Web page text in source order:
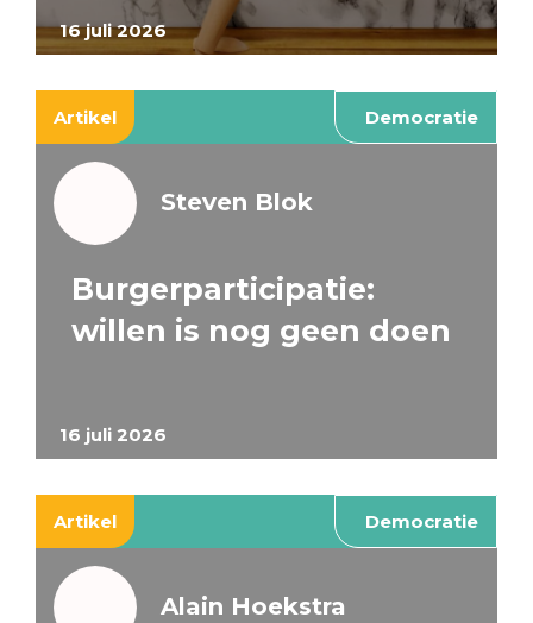
16 juli 2026
Artikel Democratie
16 juli 2026
Steven Blok
Burgerparticipatie:
willen is nog geen doen
Artikel Democratie
Alain Hoekstra